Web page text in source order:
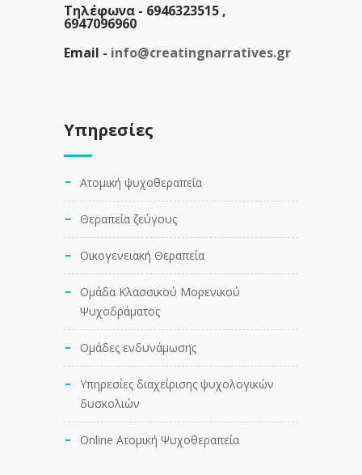
Τηλέφωνα - 6946323515 ,
6947096960
Email - info@creatingnarratives.gr
Υπηρεσίες
Ατομική ψυχοθεραπεία
Θεραπεία ζεύγους
Οικογενειακή Θεραπεία
Ομάδα Κλασσικού Μορενικού
Ψυχοδράματος
Ομάδες ενδυνάμωσης
Υπηρεσίες διαχείρισης ψυχολογικών
δυσκολιών
Online Ατομική Ψυχοθεραπεία